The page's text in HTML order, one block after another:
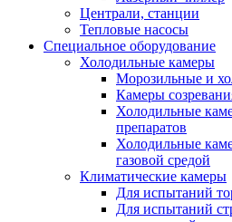
Централи, станции
Тепловые насосы
Специальное оборудование
Холодильные камеры
Морозильные и
Камеры
Холодильные
препаратов
Холодильные
газовой средой
Климатические камеры
Для испытаний
Для испытаний